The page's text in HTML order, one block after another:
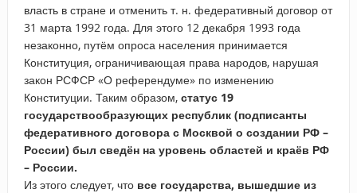
власть в стране и отменить т. н. федеративный договор от
31 марта 1992 года. Для этого 12 декабря 1993 года
незаконно, путём опроса населения принимается
Конституция, ограничивающая права народов, нарушая
закон РСФСР «О референдуме» по изменению
Конституции. Таким образом, статус 19
государствообразующих республик (подписанты
федеративного договора с Москвой о создании РФ –
России) был сведён на уровень областей и краёв РФ
– России.
Из этого следует, что все государства, вышедшие из